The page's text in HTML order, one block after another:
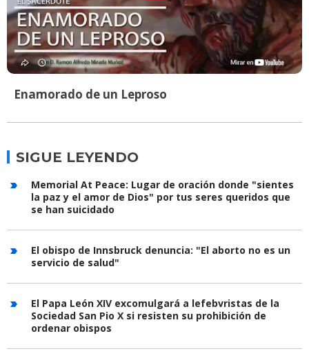
Enamorado de un Leproso
SIGUE LEYENDO
Memorial At Peace: Lugar de oración donde "sientes
la paz y el amor de Dios" por tus seres queridos que
se han suicidado
El obispo de Innsbruck denuncia: "El aborto no es un
servicio de salud"
El Papa León XIV excomulgará a lefebvristas de la
Sociedad San Pio X si resisten su prohibición de
ordenar obispos